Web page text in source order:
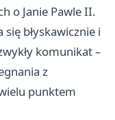
o Janie Pawle II.
błyskawicznie i
komunikat –
z
punktem